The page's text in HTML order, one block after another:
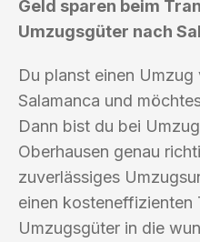
Geld sparen beim
Umzugsgüter nach
Du planst einen
Salamanca und
Dann bist du bei
Oberhausen genau
zuverlässiges
einen kosteneffizienten
Umzugsgüter in die